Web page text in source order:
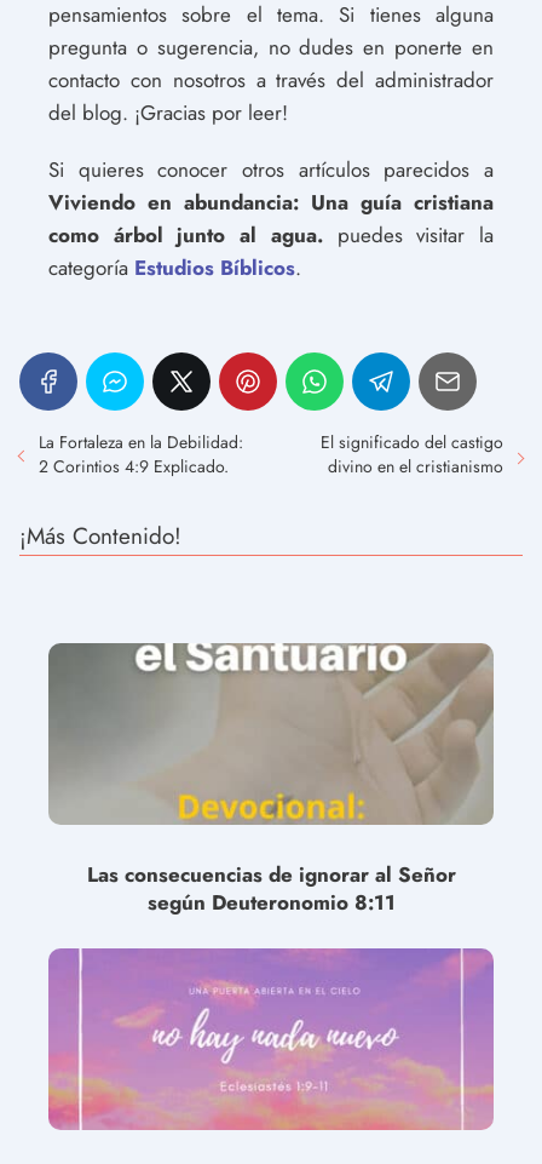
pensamientos sobre el tema. Si tienes alguna
pregunta o sugerencia, no dudes en ponerte en
contacto con nosotros a través del administrador
del blog. ¡Gracias por leer!
Si quieres conocer otros artículos parecidos a
Viviendo en abundancia: Una guía cristiana
como árbol junto al agua.puedes visitar la
categoría Estudios Bíblicos.
La Fortaleza en la Debilidad:
2 Corintios 4:9 Explicado.
El significado del castigo
divino en el cristianismo
¡Más Contenido!
Las consecuencias de ignorar al Señor
según Deuteronomio 8:11